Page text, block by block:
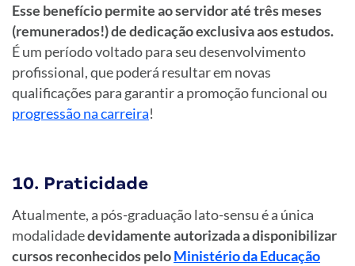
Esse benefício permite ao servidor até três meses
(remunerados!) de dedicação exclusiva aos estudos.
É um período voltado para seu desenvolvimento
profissional, que poderá resultar em novas
qualificações para garantir a promoção funcional ou
progressão na carreira!
10. Praticidade
Atualmente, a pós-graduação lato-sensu é a única
modalidadedevidamente autorizada a disponibilizar
cursos reconhecidos peloMinistério da Educação